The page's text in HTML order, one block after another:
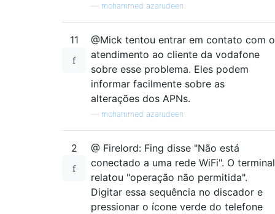
mohammed azarudeen
11
@Mick tentou entrar em contato com o
atendimento ao cliente da vodafone
sobre esse problema. Eles podem
informar facilmente sobre as
alterações dos APNs.
mohammed azarudeen
2
@ Firelord: Fing disse "Não está
conectado a uma rede WiFi". O terminal
relatou "operação não permitida".
Digitar essa sequência no discador e
pressionar o ícone verde do telefone